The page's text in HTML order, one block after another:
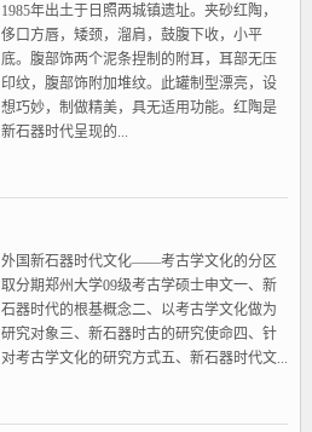
1985年出土于日照两城镇遗址。夹砂红陶，
侈口方唇，矮颈，溜肩，鼓腹下收，小平
底。腹部饰两个泥条捏制的附耳，耳部无压
印纹，腹部饰附加堆纹。此罐制型漂亮，设
想巧妙，制做精美，具无适用功能。红陶是
新石器时代呈现的...
外国新石器时代文化——考古学文化的分区
取分期郑州大学09级考古学硕士申文一、新
石器时代的根基概念二、以考古学文化做为
研究对象三、新石器时古的研究使命四、针
对考古学文化的研究方式五、新石器时代文...